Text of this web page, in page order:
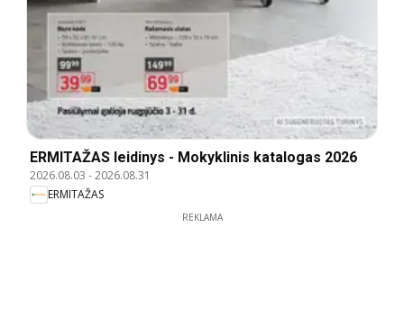
ERMITAŽAS leidinys - Mokyklinis katalogas 2026
2026.08.03 -2026.08.31
ERMITAŽAS
REKLAMA